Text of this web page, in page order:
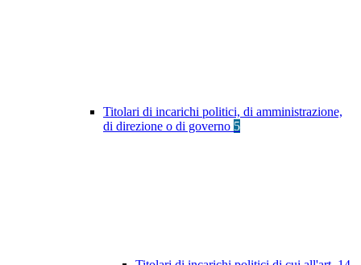
Titolari di incarichi politici, di amministrazione,
di direzione o di governo 5